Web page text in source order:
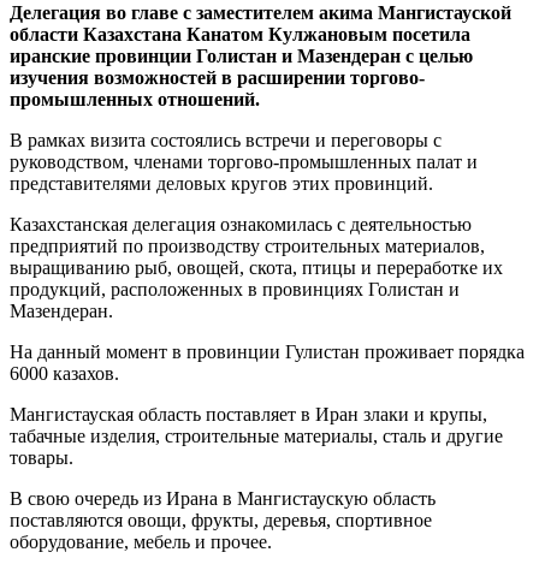
Делегация во главе с заместителем акима Мангистауской
области Казахстана Канатом Кулжановым посетила
иранские провинции Голистан и Мазендеран с целью
изучения возможностей в расширении торгово-
промышленных отношений.
В рамках визита состоялись встречи и переговоры с
руководством, членами торгово-промышленных палат и
представителями деловых кругов этих провинций.
Казахстанская делегация ознакомилась с деятельностью
предприятий по производству строительных материалов,
выращиванию рыб, овощей, скота, птицы и переработке их
продукций, расположенных в провинциях Голистан и
Мазендеран.
На данный момент в провинции Гулистан проживает порядка
6000 казахов.
Мангистауская область поставляет в Иран злаки и крупы,
табачные изделия, строительные материалы, сталь и другие
товары.
В свою очередь из Ирана в Мангистаускую область
поставляются овощи, фрукты, деревья, спортивное
оборудование, мебель и прочее.